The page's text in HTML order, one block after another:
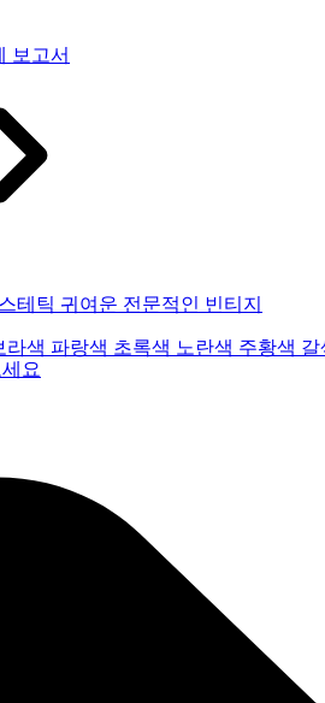
보고서
테틱 귀여운 전문적인 빈티지
라색 파랑색 초록색 노란색 주황색
요